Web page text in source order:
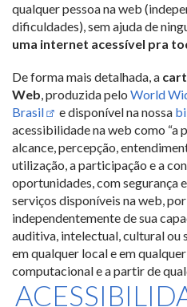
qualquer pessoa na web
dificuldades), sem ajuda de
uma internet acessível pra
De forma mais detalhada, a
Web, produzida pelo World
Brasil
e disponível na nossa
acessibilidade na web como “a
alcance, percepção,
utilização, a participação e a
oportunidades, com segurança
serviços disponíveis na web,
independentemente de sua
auditiva, intelectual, cultural ou
em qualquer local e em
computacional e a partir de